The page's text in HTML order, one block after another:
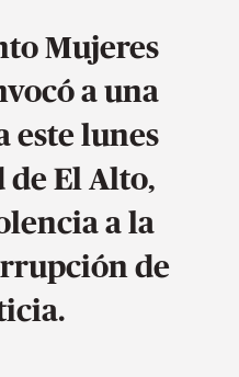
Mujeres
a una
este lunes
de El Alto,
a la
de